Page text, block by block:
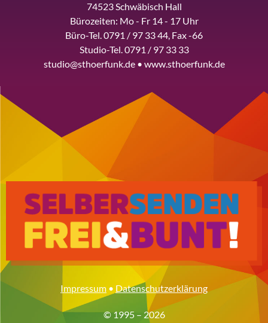
74523 Schwäbisch Hall
Bürozeiten: Mo - Fr 14 - 17 Uhr
Büro-Tel. 0791 / 97 33 44, Fax -66
Studio-Tel. 0791 / 97 33 33
studio@sthoerfunk.de • www.sthoerfunk.de
Impressum • Datenschutzerklärung
© 1995 – 2026